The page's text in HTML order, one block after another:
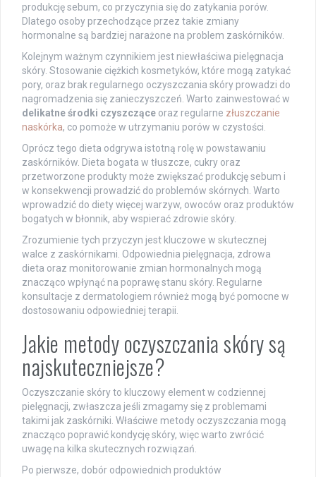
produkcję sebum, co przyczynia się do zatykania porów.
Dlatego osoby przechodzące przez takie zmiany
hormonalne są bardziej narażone na problem zaskórników.
Kolejnym ważnym czynnikiem jest niewłaściwa pielęgnacja
skóry. Stosowanie ciężkich kosmetyków, które mogą zatykać
pory, oraz brak regularnego oczyszczania skóry prowadzi do
nagromadzenia się zanieczyszczeń. Warto zainwestować w
delikatne środki czyszczące oraz regularne złuszczanie
naskórka, co pomoże w utrzymaniu porów w czystości.
Oprócz tego dieta odgrywa istotną rolę w powstawaniu
zaskórników. Dieta bogata w tłuszcze, cukry oraz
przetworzone produkty może zwiększać produkcję sebum i
w konsekwencji prowadzić do problemów skórnych. Warto
wprowadzić do diety więcej warzyw, owoców oraz produktów
bogatych w błonnik, aby wspierać zdrowie skóry.
Zrozumienie tych przyczyn jest kluczowe w skutecznej
walce z zaskórnikami. Odpowiednia pielęgnacja, zdrowa
dieta oraz monitorowanie zmian hormonalnych mogą
znacząco wpłynąć na poprawę stanu skóry. Regularne
konsultacje z dermatologiem również mogą być pomocne w
dostosowaniu odpowiedniej terapii.
Jakie metody oczyszczania skóry są
najskuteczniejsze?
Oczyszczanie skóry to kluczowy element w codziennej
pielęgnacji, zwłaszcza jeśli zmagamy się z problemami
takimi jak zaskórniki. Właściwe metody oczyszczania mogą
znacząco poprawić kondycję skóry, więc warto zwrócić
uwagę na kilka skutecznych rozwiązań.
Po pierwsze, dobór odpowiednich produktów